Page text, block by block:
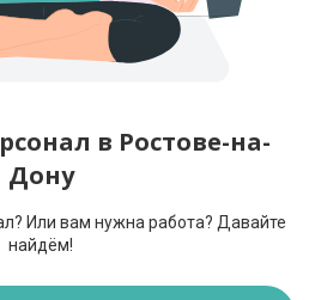
в Ростове-на-
Дону
Или вам нужна работа? Давайте
найдём!